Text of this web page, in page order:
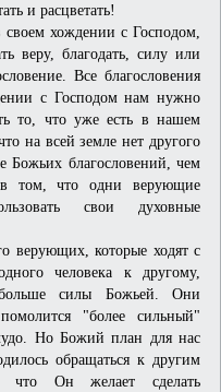
и расцветать!
хождении с Господом,
веру, благодать, силу или
Все благословения
с Господом нам нужно
то, что уже есть в нашем
на всей земле нет другого
Бо­жьих благословений, чем
том, что одни верующие
свои духовные
которые ходят с
человека к другому,
силы Божьей. Они
"более сильный"
Но Божий план для нас
обращаться к другим
что Он желает сделать